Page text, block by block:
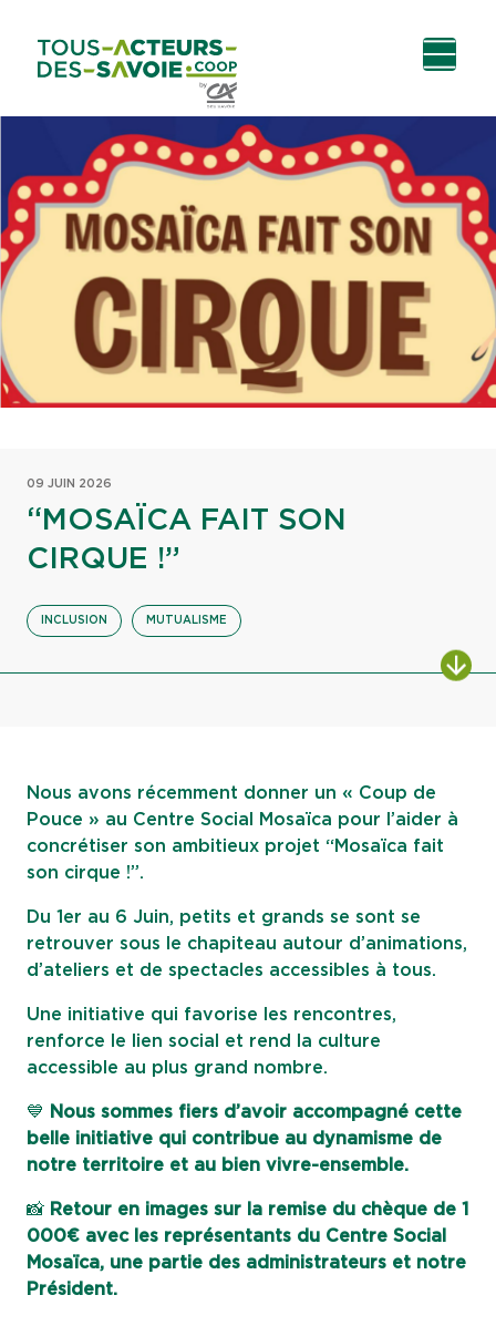
contenu
principal
09 JUIN 2026
“MOSAÏCA FAIT SON
CIRQUE !”
INCLUSION MUTUALISME
Nous avons récemment donner un « Coup de
Pouce » au Centre Social Mosaïca pour l’aider à
concrétiser son ambitieux projet “Mosaïca fait
son cirque !”.
Du 1er au 6 Juin, petits et grands se sont se
retrouver sous le chapiteau autour d’animations,
d’ateliers et de spectacles accessibles à tous.
Une initiative qui favorise les rencontres,
renforce le lien social et rend la culture
accessible au plus grand nombre.
💙
Nous sommes fiers d’avoir accompagné cette
belle initiative qui contribue au dynamisme de
notre territoire et au bien vivre-ensemble.
📸 Retour en images sur la remise du chèque de 1
000€ avec les représentants du Centre Social
Mosaïca, une partie des administrateurs et notre
Président.